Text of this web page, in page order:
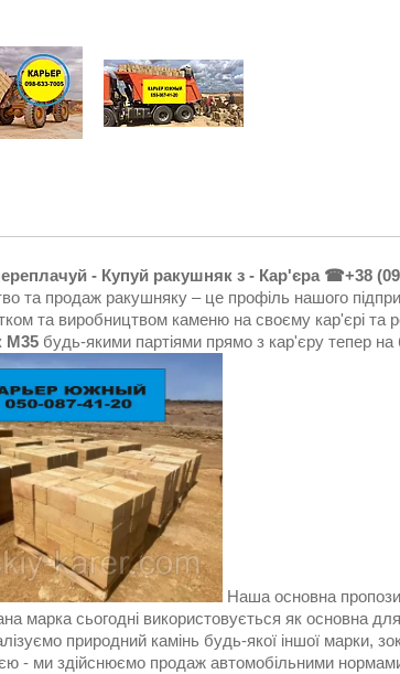
- Купуй ракушняк з - Кар'єра ☎+38
та продаж ракушняку – це профіль нашого
та виробництвом каменю на своєму кар'єрі та
М35 будь-якими партіями прямо з кар'єру тепер
Наша основна
марка сьогодні використовується як основна
природний камінь будь-якої іншої марки,
- ми здійснюємо продаж автомобільними